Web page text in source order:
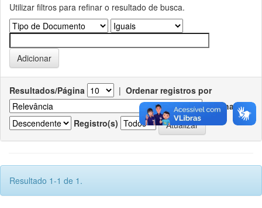
Utilizar filtros para refinar o resultado de busca.
Resultados/Página | Ordenar registros por
Ordenar
Registro(s)
Resultado 1-1 de 1.